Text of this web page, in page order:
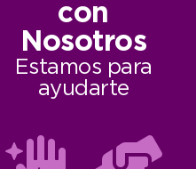
con
Nosotros
Estamos para
ayudarte